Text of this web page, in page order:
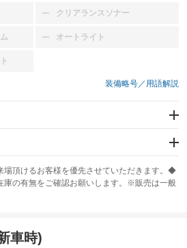
クリアランスソナー
：装備なし
オートライト
：装備なし
装備略号／用語解説
ABS
場頂けるお客様を優先させていただきます。◆
の有無をご確認お願いします。※販売は一般
車時)